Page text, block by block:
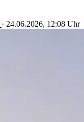
· 24.06.2026, 12:08 Uhr